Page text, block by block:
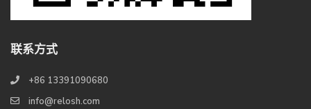
联系方式
+86 13391090680
info@relosh.com